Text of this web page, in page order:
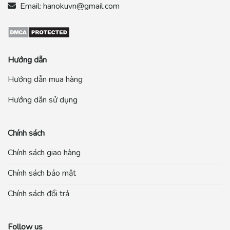
Email: hanokuvn@gmail.com
Hướng dẫn
Hướng dẫn mua hàng
Hướng dẫn sử dụng
Chính sách
Chính sách giao hàng
Chính sách bảo mật
Chính sách đổi trả
Follow us